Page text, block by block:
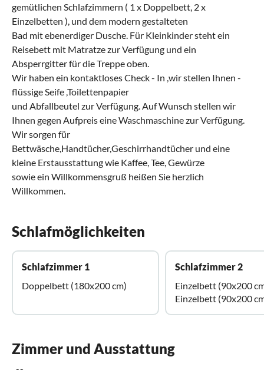
gemütlichen Schlafzimmern ( 1 x Doppelbett, 2 x
Einzelbetten ), und dem modern gestalteten
Bad mit ebenerdiger Dusche. Für Kleinkinder steht ein
Reisebett mit Matratze zur Verfügung und ein
Absperrgitter für die Treppe oben.
Wir haben ein kontaktloses Check - In ,wir stellen Ihnen -
flüssige Seife ,Toilettenpapier
und Abfallbeutel zur Verfügung. Auf Wunsch stellen wir
Ihnen gegen Aufpreis eine Waschmaschine zur Verfügung.
Wir sorgen für
Bettwäsche,Handtücher,Geschirrhandtücher und eine
kleine Erstausstattung wie Kaffee, Tee, Gewürze
sowie ein Willkommensgruß heißen Sie herzlich
Willkommen.
Schlafmöglichkeiten
Schlafzimmer 1
Doppelbett (180x200 cm)
Schlafzimmer 2
Einzelbett (90x200
Einzelbett (90x200
Zimmer und Ausstattung